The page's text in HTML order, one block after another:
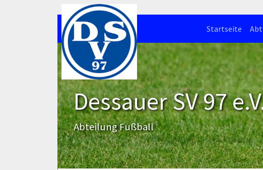
Startseite
Dessauer SV 97
Abteilung Fußball